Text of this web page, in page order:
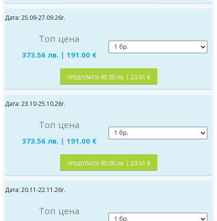
Дата: 25.09-27.09.26г.
Топ цена
373.56 лв. | 191.00 €
ПРЕДПЛАТИ 45.00 лв. | 23.01 €
Дата: 23.10-25.10.26г.
Топ цена
373.56 лв. | 191.00 €
ПРЕДПЛАТИ 45.00 лв. | 23.01 €
Дата: 20.11-22.11.26г.
Топ цена